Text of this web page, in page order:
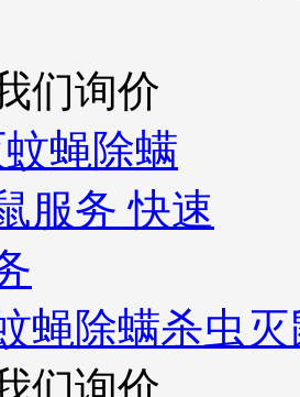
们询价
蝇除螨杀虫
们询价